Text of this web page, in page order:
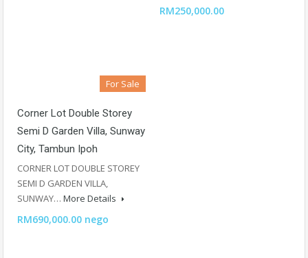
RM250,000.00
For Sale
Corner Lot Double Storey
Semi D Garden Villa, Sunway
City, Tambun Ipoh
CORNER LOT DOUBLE STOREY
SEMI D GARDEN VILLA,
SUNWAY… More Details
RM690,000.00 nego